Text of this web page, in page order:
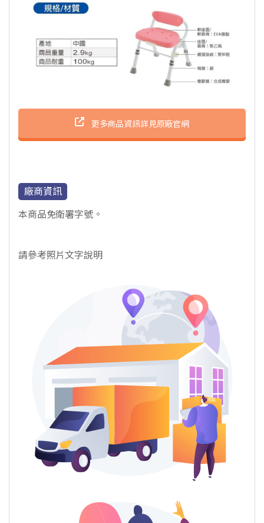
更多商品資訊詳見原廠官網
廠商資訊
本商品免衛署字號。
請參考照片文字說明